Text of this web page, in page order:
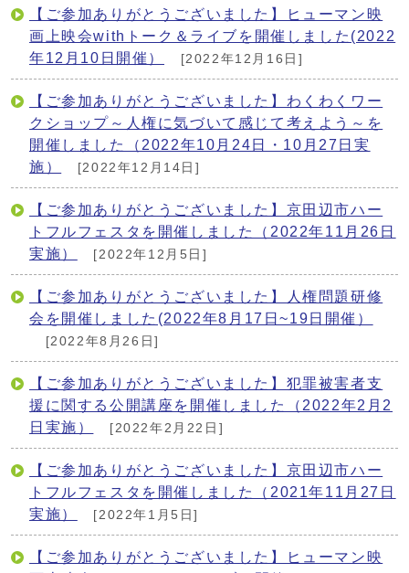
【ご参加ありがとうございました】ヒューマン映
画上映会withトーク＆ライブを開催しました(2022
年12月10日開催）
[2022年12月16日]
【ご参加ありがとうございました】わくわくワー
クショップ～人権に気づいて感じて考えよう～を
開催しました（2022年10月24日・10月27日実
施）
[2022年12月14日]
【ご参加ありがとうございました】京田辺市ハー
トフルフェスタを開催しました（2022年11月26日
実施）
[2022年12月5日]
【ご参加ありがとうございました】人権問題研修
会を開催しました(2022年8月17日~19日開催）
[2022年8月26日]
【ご参加ありがとうございました】犯罪被害者支
援に関する公開講座を開催しました（2022年2月2
日実施）
[2022年2月22日]
【ご参加ありがとうございました】京田辺市ハー
トフルフェスタを開催しました（2021年11月27日
実施）
[2022年1月5日]
【ご参加ありがとうございました】ヒューマン映